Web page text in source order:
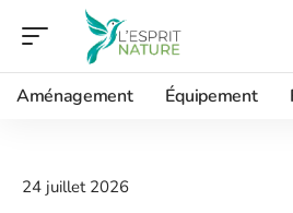
Aménagement Équipement
24 juillet 2026